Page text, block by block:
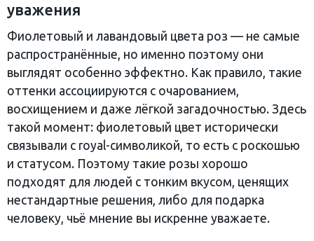
уважения
Фиолетовый и лавандовый цвета роз — не самые
распространённые, но именно поэтому они
выглядят особенно эффектно. Как правило, такие
оттенки ассоциируются с очарованием,
восхищением и даже лёгкой загадочностью. Здесь
такой момент: фиолетовый цвет исторически
связывали с royal-символикой, то есть с роскошью
и статусом. Поэтому такие розы хорошо
подходят для людей с тонким вкусом, ценящих
нестандартные решения, либо для подарка
человеку, чьё мнение вы искренне уважаете.